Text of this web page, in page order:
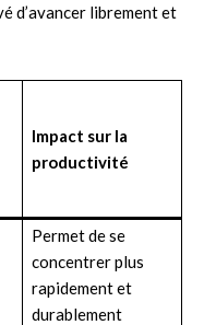
d’avancer librement et
Impact sur la
productivité
Permet de se
concentrer plus
rapidement et
durablement